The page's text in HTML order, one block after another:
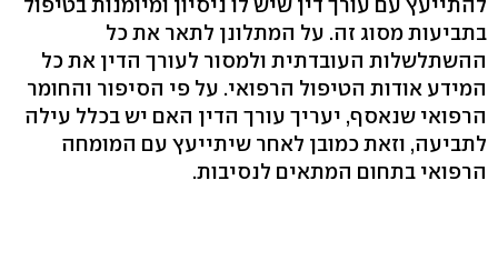
בתביעות מסוג זה. על המתלונן לתאר את כל
ההשתלשלות העובדתית ולמסור לעורך הדין את כל
המידע אודות הטיפול הרפואי. על פי הסיפור והחומר
הרפואי שנאסף, יעריך עורך הדין האם יש בכלל עילה
לתביעה, וזאת כמובן לאחר שיתייעץ עם המומחה
הרפואי בתחום המתאים לנסיבות.